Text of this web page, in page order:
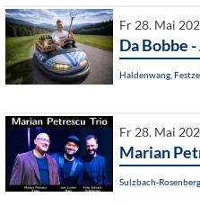
Fr 28. Mai
Da Bobbe
Haldenwang,
Fr 28. Mai
Marian
Sulzbach-